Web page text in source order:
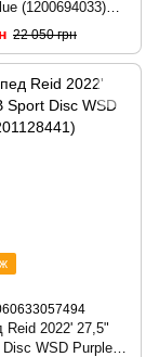
(1200694033)
22 050 грн
Reid 2022' 27,5"
WSD Purple